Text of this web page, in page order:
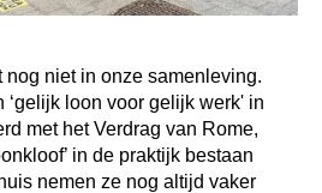
niet in onze samenleving.
‘gelijk loon voor gelijk werk' in
met het Verdrag van Rome,
in de praktijk bestaan
nemen ze nog altijd vaker